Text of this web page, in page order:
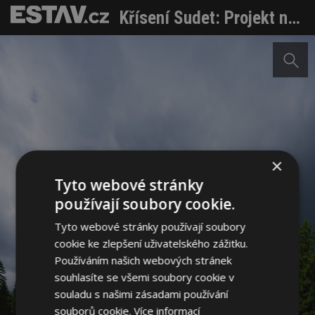
Křísení Sudet: Projekt nominovaný na ocenění Česká cena za architekturu
×
Tyto webové stránky
používají soubory cookie.
Tyto webové stránky používají soubory
cookie ke zlepšení uživatelského zážitku.
Používáním našich webových stránek
souhlasíte se všemi soubory cookie v
souladu s našimi zásadami používání
souborů cookie.Více informací